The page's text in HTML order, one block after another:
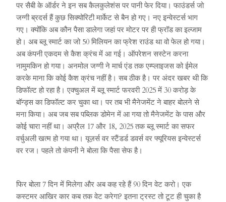
पर सैबी के ऑर्डर ने इन सब कैलकुलेशंस पर पानी फेर दिया। फाउंडर्स जो
जग्गी ब्रदर्स हैं कुछ सिक्योरिटी मार्केट से बैन हो गए। नए इन्वेस्टर्स भाग
गए। क्योंकि अब कौन पैसा डालेगा जहां पर मोटर पर ही फ्रॉड का इल्जाम
हो। अब ब्लू स्मार्ट का जो 50 मिलियन का फ्रेश राउंड था वो फेल हो गया।
अब कंपनी एकदम से कैश क्रंच में आ गई। ऑपरेशन सस्टेन करना
नामुमकिन हो गया। अनमोल जग्गी ने मार्च एंड तक एम्प्लाइजस को ईमेल
करके माना कि कोई कैश क्रंच नहीं है। सब ठीक है। पर अंदर खबर थी कि
डिफॉल्ट हो रहा है। एक्चुअल में ब्लू स्मार्ट फरवरी 2025 में 30 करोड़ के
बॉन्ड्स का डिफॉल्ट कर चुका था। पर तब भी मैनेजमेंट ने बाहर बोलने से
मना किया। अब जब सब पब्लिक डोमेन में आ गया तो मैनेजमेंट के पास और
कोई चारा नहीं था। अप्रैल 17 और 18, 2025 तक ब्लू स्मार्ट का सफर
वर्चुअली खत्म हो गया था। यूज़र्स वर स्टैंडर्ड डवर्स वर फ्यूरियस इन्वेस्टर्स
वर रज। पहले तो कंपनी ने बोला कि पैसा सेफ है।
फिर बोला 7 दिन में मिलेगा और अब कह रहे हैं 90 दिन वेट करो। एक
कस्टमर आखिर कार कब तक वेट करेगा? इतना ट्रस्ट तो टूट ही चुका है